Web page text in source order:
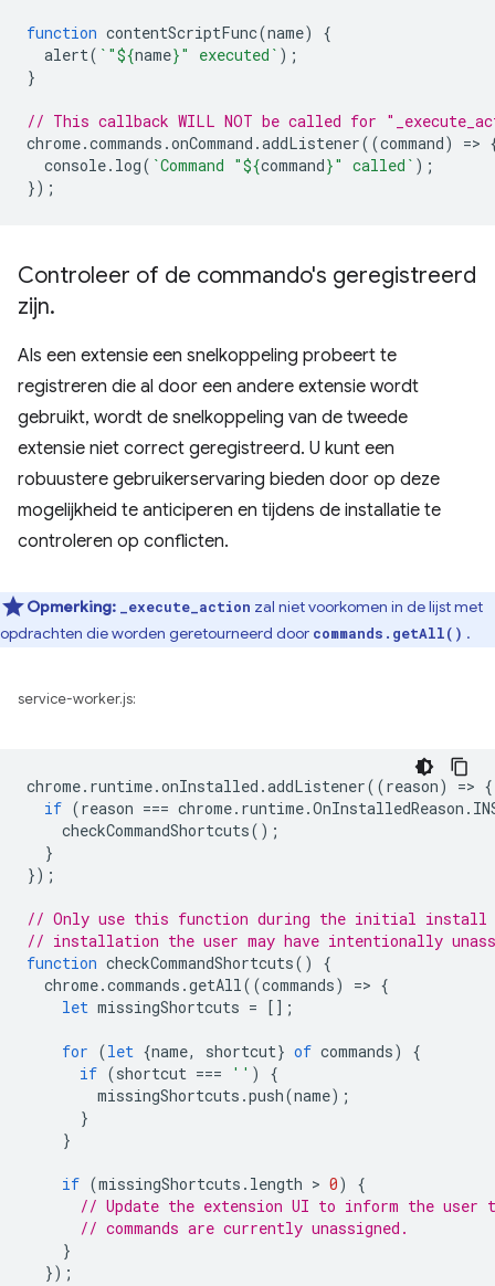
function contentScriptFunc(name)
{
alert( `"${name}" executed` );
}
// This callback WILL NOT be called for
chrome.commands .onCommand .addListener((command) =>
console. log( `Command "${command}" called` );
});
Controleer of de commando's geregistreerd
zijn.
Als een extensie een snelkoppeling probeert te
registreren die al door een andere extensie wordt
gebruikt, wordt de snelkoppeling van de tweede
extensie niet correct geregistreerd. U kunt een
robuustere gebruikerservaring bieden door op deze
mogelijkheid te anticiperen en tijdens de installatie te
controleren op conflicten.
Opmerking: _execute_action zal niet voorkomen in de lijst met
opdrachten die worden geretourneerd door commands.getAll() .
service-worker.js:
chrome. runtime.onInstalled .addListener((reason) => {
if (reason === chrome. runtime.OnInstalledReason .
checkCommandShortcuts();
}
});
// Only use this function during the initial install
// installation the user may have intentionally
function checkCommandShortcuts()
{
chrome.commands .getAll((commands) => {
let missingShortcuts = [];
for (let {name, shortcut} of commands)
{
if (shortcut === '' )
{
missingShortcuts .push(name);
}
}
if (missingShortcuts . length > 0)
{
// Update the extension UI to inform the user
// commands are currently unassigned.
}
});